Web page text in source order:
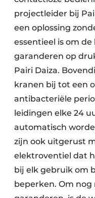
projectleider bij
een oplossing
essentieel is om
garanderen op
Pairi Daiza.
kranen bij tot een
antibacteriële
leidingen elke 24
automatisch
zijn ook uitgerust
elektroventiel dat
bij elk gebruik om
beperken. Om